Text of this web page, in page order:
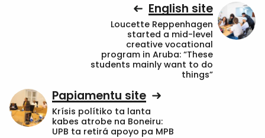
English site
Loucette Reppenhagen
started a mid-level
creative vocational
program in Aruba: “These
students mainly want to do
things”
Papiamentu site
Krísis polítiko ta lanta
kabes atrobe na Boneiru:
UPB ta retirá apoyo pa MPB